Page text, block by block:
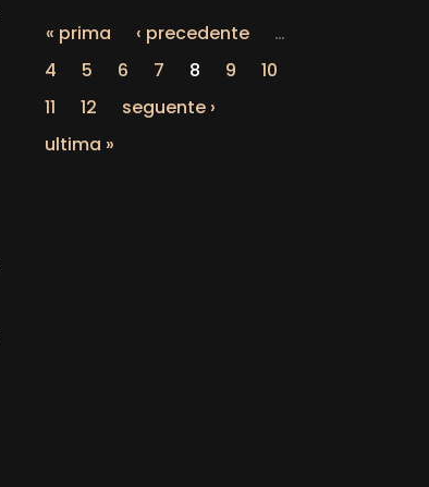
« prima ‹ precedente
…
4
5 6 7 8 9
10
11
12
seguente ›
ultima »